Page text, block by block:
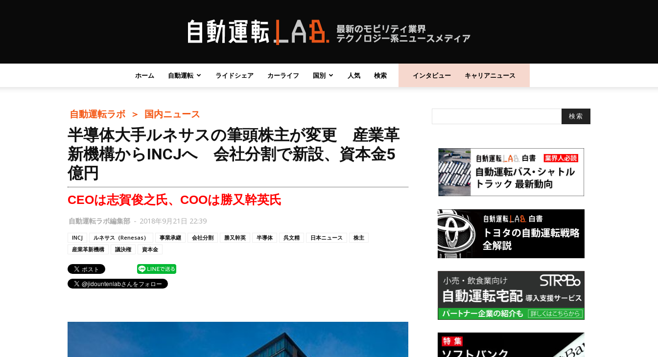
自
動
ホーム 自動運転 ライドシェア カーライフ 国別 人気 検索 インタビュー キャリアニュース
自動運転ラボ ＞ 国内ニュース
半導体大手ルネサスの筆頭株主が変更 産業革
新機構からINCJへ 会社分割で新設、資本金5
億円
CEOは志賀俊之氏、COOは勝又幹英氏
自動運転ラボ編集部 - 2018年9月21日 22:39
INCJ ルネサス（Renesas） 事業承継 会社分割 勝又幹英 半導体 呉文精 日本ニュース
株主
産業革新機構
議決権 資本金